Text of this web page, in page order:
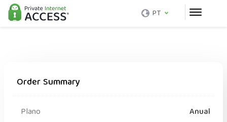
PT
Order Summary
Plano
Anual